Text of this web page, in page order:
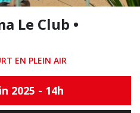
Le Club •
EN PLEIN AIR
2025 - 14h